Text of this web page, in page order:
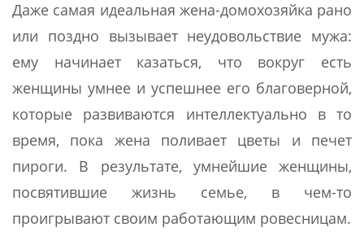
Даже самая идеальная жена-домохозяйка рано
или поздно вызывает неудовольствие мужа:
ему начинает казаться, что вокруг есть
женщины умнее и успешнее его благоверной,
которые развиваются интеллектуально в то
время, пока жена поливает цветы и печет
пироги. В результате, умнейшие женщины,
посвятившие жизнь семье, в чем-то
проигрывают своим работающим ровесницам.